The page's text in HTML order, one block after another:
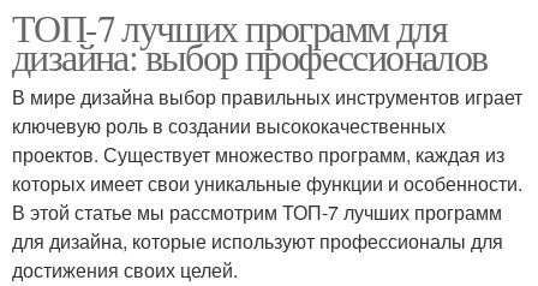
ТОП-7 лучших программ для
дизайна: выбор профессионалов
В мире дизайна выбор правильных инструментов играет
ключевую роль в создании высококачественных
проектов. Существует множество программ, каждая из
которых имеет свои уникальные функции и особенности.
В этой статье мы рассмотрим ТОП-7 лучших программ
для дизайна, которые используют профессионалы для
достижения своих целей.